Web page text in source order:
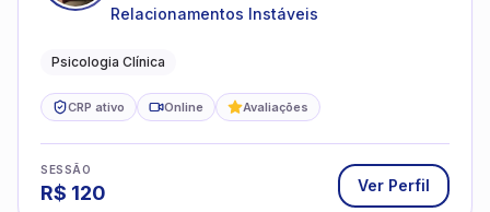
Relacionamentos Instáveis
Psicologia Clínica
CRP ativo Online Avaliações
SESSÃO
R$ 120 Ver Perfil